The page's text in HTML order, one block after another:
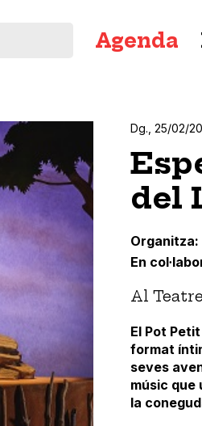
principal
Agenda
Dg., 25/02/
del
Organitza
En
Al
El Pot
format
seves
músic que
la